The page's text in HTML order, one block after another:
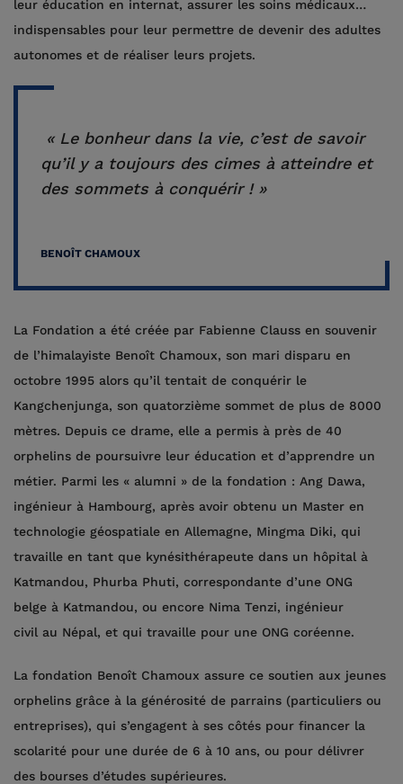
leur éducation en internat, assurer les soins médicaux…
indispensables pour leur permettre de devenir des adultes
autonomes et de réaliser leurs projets.
« Le bonheur dans la vie, c’est de savoir
qu’il y a toujours des cimes à atteindre et
des sommets à conquérir ! »
BENOÎT CHAMOUX
La Fondation a été créée par Fabienne Clauss en souvenir
de l’himalayiste Benoît Chamoux, son mari disparu en
octobre 1995 alors qu’il tentait de conquérir le
Kangchenjunga, son quatorzième sommet de plus de 8000
mètres. Depuis ce drame, elle a permis à près de 40
orphelins de poursuivre leur éducation et d’apprendre un
métier. Parmi les « alumni » de la fondation : Ang Dawa,
ingénieur à Hambourg, après avoir obtenu un Master en
technologie géospatiale en Allemagne, Mingma Diki, qui
travaille en tant que kynésithérapeute dans un hôpital à
Katmandou, Phurba Phuti, correspondante d’une ONG
belge à Katmandou, ou encore Nima Tenzi, ingénieur
civil au Népal, et qui travaille pour une ONG coréenne.
La fondation Benoît Chamoux assure ce soutien aux jeunes
orphelins grâce à la générosité de parrains (particuliers ou
entreprises), qui s’engagent à ses côtés pour financer la
scolarité pour une durée de 6 à 10 ans, ou pour délivrer
des bourses d’études supérieures.